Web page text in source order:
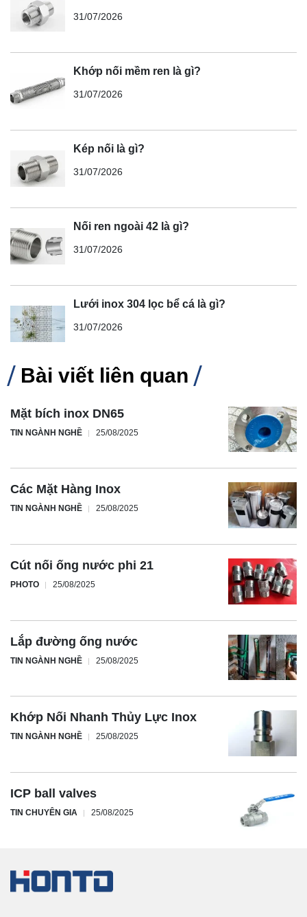
31/07/2026
Khớp nối mềm ren là gì?
31/07/2026
Kép nối là gì?
31/07/2026
Nối ren ngoài 42 là gì?
31/07/2026
Lưới inox 304 lọc bể cá là gì?
31/07/2026
Bài viết liên quan
Mặt bích inox DN65
TIN NGÀNH NGHỀ 25/08/2025
Các Mặt Hàng Inox
TIN NGÀNH NGHỀ 25/08/2025
Cút nối ống nước phi 21
PHOTO 25/08/2025
Lắp đường ống nước
TIN NGÀNH NGHỀ 25/08/2025
Khớp Nối Nhanh Thủy Lực Inox
TIN NGÀNH NGHỀ 25/08/2025
ICP ball valves
TIN CHUYÊN GIA 25/08/2025